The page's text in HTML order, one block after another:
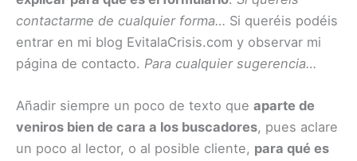
contactarme de cualquier forma… Si queréis podéis
entrar en mi blog EvitalaCrisis.com y observar mi
página de contacto. Para cualquier sugerencia…
Añadir siempre un poco de texto que aparte de
veniros bien de cara a los buscadores, pues aclare
un poco al lector, o al posible cliente, para qué es